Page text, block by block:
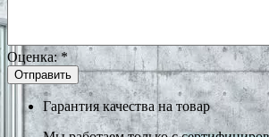
Оценка:*
Гарантия качества на товар